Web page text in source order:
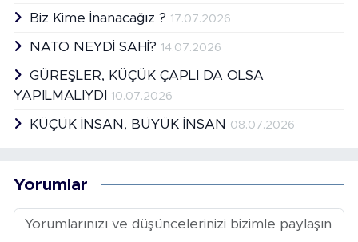
Biz Kime İnanacağız ? 17.07.2026
NATO NEYDİ SAHİ? 14.07.2026
GÜREŞLER, KÜÇÜK ÇAPLI DA OLSA
YAPILMALIYDI
10.07.2026
KÜÇÜK İNSAN, BÜYÜK İNSAN 08.07.2026
Yorumlar